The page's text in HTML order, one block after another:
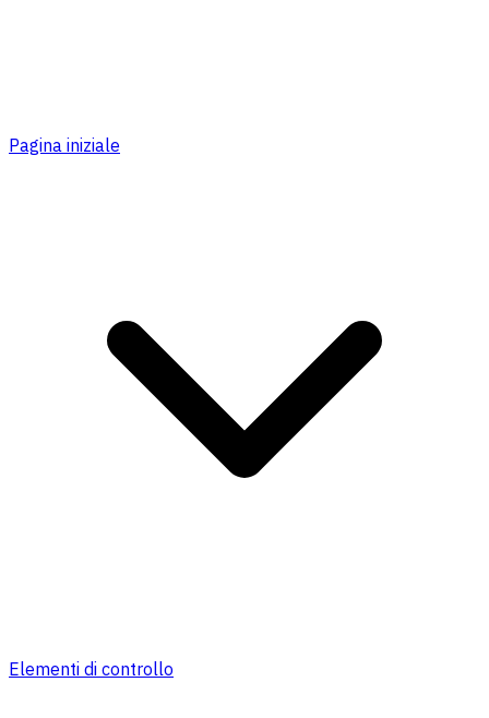
Pagina iniziale
Elementi di controllo